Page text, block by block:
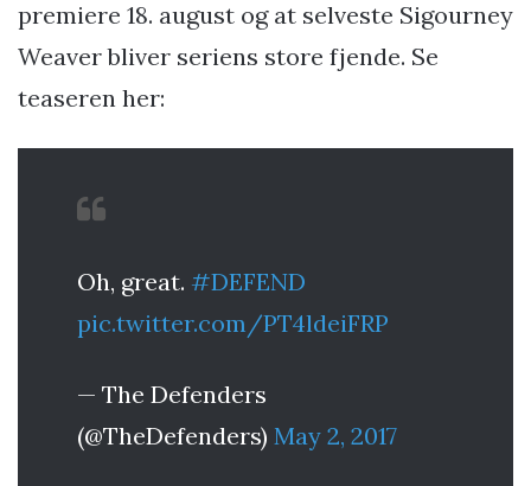
premiere 18. august og at selveste Sigourney
Weaver bliver seriens store fjende. Se
teaseren her:
Oh, great. #DEFEND
pic.twitter.com/PT4ldeiFRP
— The Defenders
(@TheDefenders) May 2, 2017